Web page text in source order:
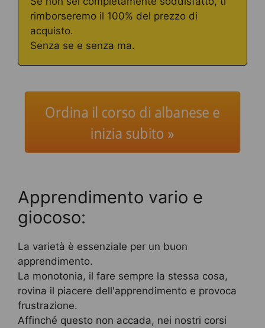
rimborseremo il 100% del prezzo di
acquisto.
Senza se e senza ma.
Ordina il corso di albanese e
inizia subito »
Apprendimento vario e
giocoso:
La varietà è essenziale per un buon
apprendimento.
La monotonia, il fare sempre la stessa cosa,
rovina il piacere dell'apprendimento e provoca
frustrazione.
Affinché questo non accada, nei nostri corsi